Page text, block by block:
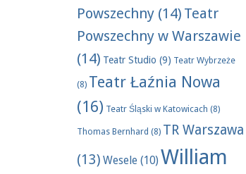
Powszechny (14) Teatr
Powszechny w Warszawie
(14) Teatr Studio (9) Teatr Wybrzeże
(8) Teatr Łaźnia Nowa
(16) Teatr Śląski w Katowicach (8)
Thomas Bernhard (8) TR Warszawa
(13) Wesele (10) William